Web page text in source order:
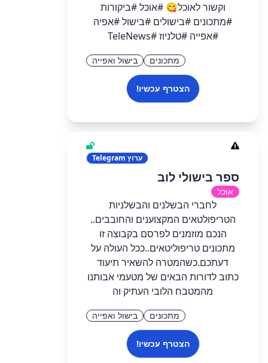
וקשור לאוכל😋 #אוכל #ביקורות
#מתכונים #בישולים #בישול #אפיה
#אפייה #טלניוז #TeleNews
מתכונים בישול ואפייה
הצטרף עכשיו!
ערוץ
ספר בישולי לוב
אוכל
לחברי הבשלנים והבשלניות
הטריפולטאים המקצוענים והחובבים..
הנכם מוזמנים לפרסם בקבוצה זו
מתכונים טריפוליטאים..ככל העולה על
דעתכם.כשהמטרה להשאיר תיעוד
כתוב לדורות הבאים של מטעמי אבותנו
מהמטבח הלובי העתיק וה
מתכונים בישול ואפייה
הצטרף עכשיו!